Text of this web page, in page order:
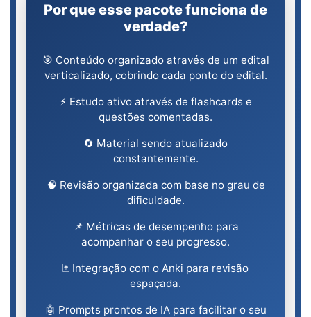
Por que esse pacote funciona de
verdade?
🎯 Conteúdo organizado através de um edital
verticalizado, cobrindo cada ponto do edital.
⚡ Estudo ativo através de flashcards e
questões comentadas.
🔄 Material sendo atualizado
constantemente.
🧠 Revisão organizada com base no grau de
dificuldade.
📌 Métricas de desempenho para
acompanhar o seu progresso.
🃏 Integração com o Anki para revisão
espaçada.
🤖 Prompts prontos de IA para facilitar o seu